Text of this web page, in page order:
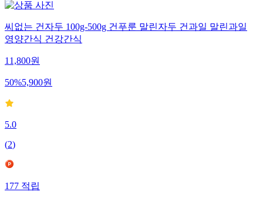
씨없는 건자두 100g-500g 건푸룬 말린자두 건과일 말린과일
영양간식 건강간식
11,800원
50%5,900원
5.0
(2)
177 적립